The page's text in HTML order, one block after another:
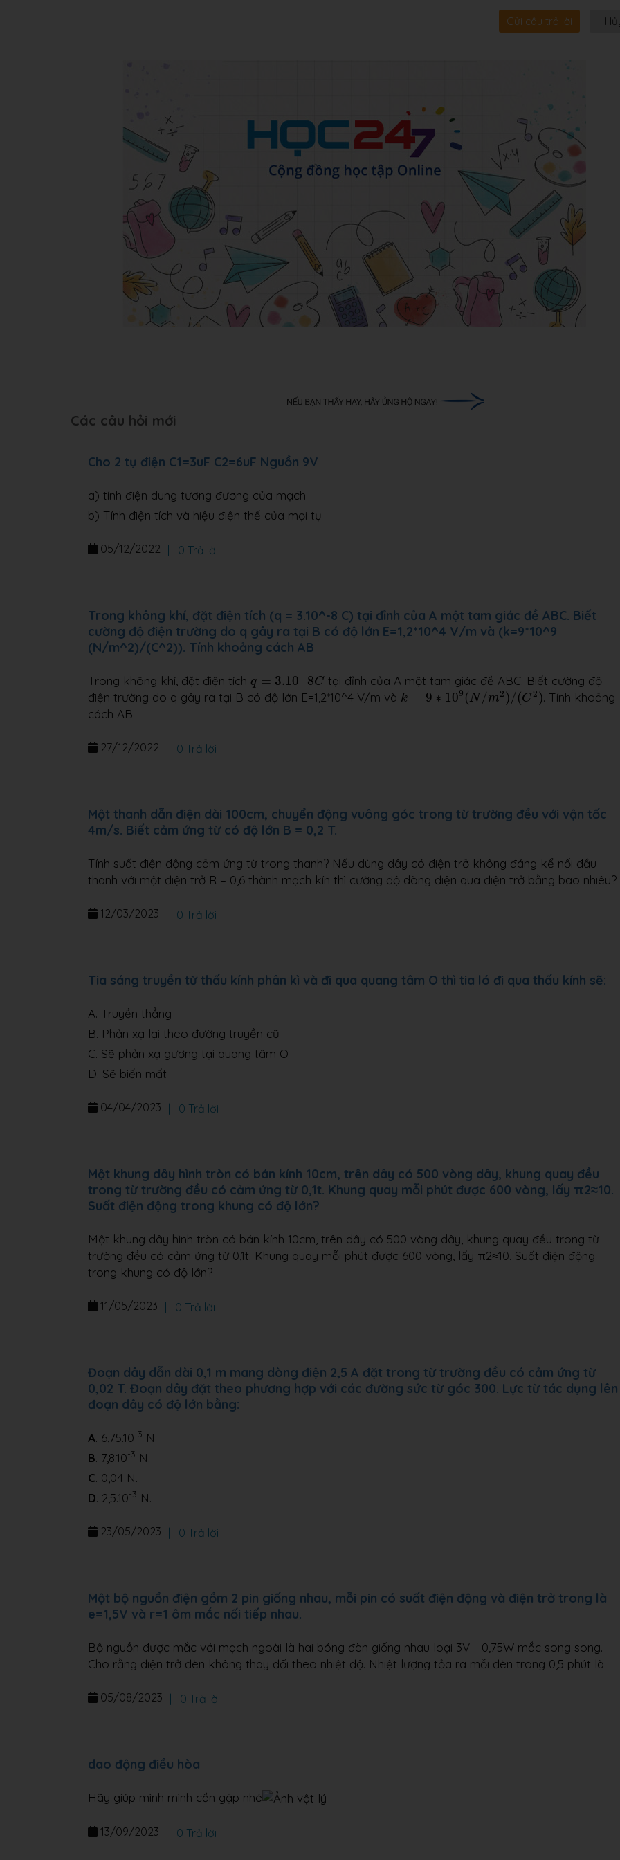
Gửi câu trả lời
Các câu hỏi mới
Cho 2 tụ điện C1=3uF C2=6uF Nguồn 9V
a) tính điện dung tương đương của mạch
b) Tính điện tích và hiệu điện thế của mọi tụ
05/12/2022 | 0 Trả lời
Trong không khí, đặt điện tích (q = 3.10^-8 C) tại đỉnh của A một tam giác đề ABC. Biết
cường độ điện trường do q gây ra tại B có độ lớn E=1,2*10^4 V/m và (k=9*10^9
(N/m^2)/(C^2)). Tính khoảng cách AB
Trong không khí, đặt điện tích q = 3.10− 8C
3.10 − 8C
tại đỉnh của A một tam giác đề ABC. Biết cường độ
điện trường do q gây ra tại B có độ lớn E=1,2*10^4 V/m và k = 9 ∗ 109 ( N/m2 )/(C 2 )
k =9∗10 9(N/m2) /(C2)
. Tính khoảng
cách AB
27/12/2022 | 0 Trả lời
Một thanh dẫn điện dài 100cm, chuyển động vuông góc trong từ trường đều với vận tốc
4m/s. Biết cảm ứng từ có độ lớn B = 0,2 T.
Tính suất điện động cảm ứng từ trong thanh? Nếu dùng dây có điện trở không đáng kể nối đầu
thanh với một điện trở R = 0,6 thành mạch kín thì cường độ dòng điện qua điện trở bằng bao nhiêu?
12/03/2023 | 0 Trả lời
Tia sáng truyền từ thấu kính phân kì và đi qua quang tâm O thì tia ló đi qua thấu kính sẽ:
A. Truyền thẳng
B. Phản xạ lại theo đường truyền cũ
C. Sẽ phản xạ gương tại quang tâm O
D. Sẽ biến mất
04/04/2023 | 0 Trả lời
Một khung dây hình tròn có bán kính 10cm, trên dây có 500 vòng dây, khung quay đều
trong từ trường đều có cảm ứng từ 0,1t. Khung quay mỗi phút được 600 vòng, lấy π2≈10.
Suất điện động trong khung có độ lớn?
Một khung dây hình tròn có bán kính 10cm, trên dây có 500 vòng dây, khung quay đều trong từ
trường đều có cảm ứng từ 0,1t. Khung quay mỗi phút được 600 vòng, lấy π2≈10. Suất điện động
trong khung có độ lớn?
11/05/2023 | 0 Trả lời
Đoạn dây dẫn dài 0,1 m mang dòng điện 2,5 A đặt trong từ trường đều có cảm ứng từ
0,02 T. Đoạn dây đặt theo phương hợp với các đường sức từ góc 300. Lực từ tác dụng lên
đoạn dây có độ lớn bằng:
A. 6,75.10-3 N
B. 7,8.10-3 N.
C. 0,04 N.
D. 2,5.10-3 N.
23/05/2023 | 0 Trả lời
Một bộ nguồn điện gồm 2 pin giống nhau, mỗi pin có suất điện động và điện trở trong là
e=1,5V và r=1 ôm mắc nối tiếp nhau.
Bộ nguồn được mắc với mạch ngoài là hai bóng đèn giống nhau loại 3V - 0,75W mắc song song.
Cho rằng điện trở đèn không thay đổi theo nhiệt độ. Nhiệt lượng tỏa ra mỗi đèn trong 0,5 phút là
05/08/2023 | 0 Trả lời
dao động điều hòa
Hãy giúp mình mình cần gập nhé
13/09/2023 0 Trả lời